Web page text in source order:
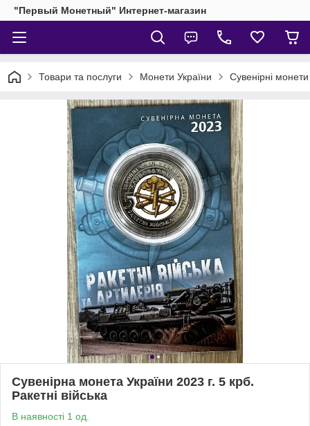
"Первый Монетный" Интернет-магазин
Товари та послуги Монети України Сувенірні
Сувенірна монета України 2023 г. 5 крб.
Ракетні війська
В наявності 1 од.